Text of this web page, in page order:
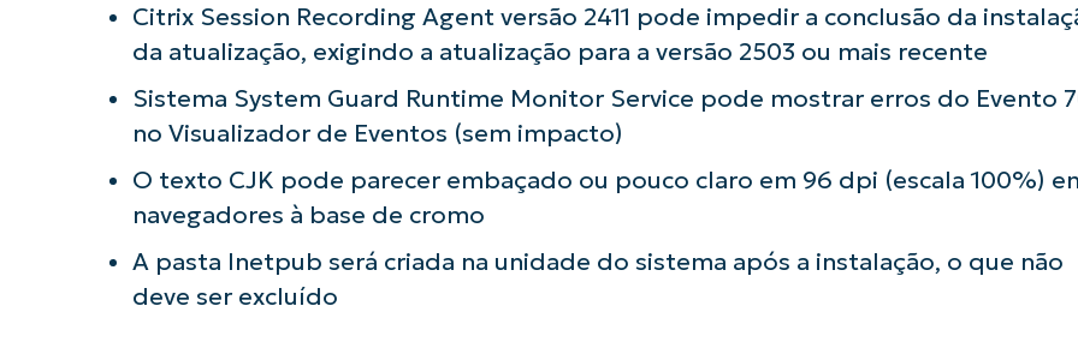
Citrix Session Recording Agent versão 2411 pode impedir a conclusão da
da atualização, exigindo a atualização para a versão 2503 ou mais recente
Sistema System Guard Runtime Monitor Service pode mostrar erros do Evento
no Visualizador de Eventos (sem impacto)
O texto CJK pode parecer embaçado ou pouco claro em 96 dpi (escala 100%)
navegadores à base de cromo
A pasta Inetpub será criada na unidade do sistema após a instalação, o que não
deve ser excluído